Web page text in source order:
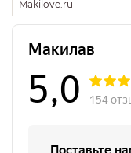
Makilove.ru